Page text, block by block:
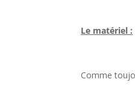
Le matériel :
Comme